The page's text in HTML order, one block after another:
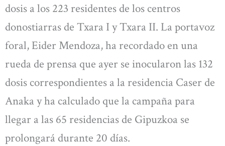
dosis a los 223 residentes de los centros
donostiarras de Txara I y Txara II. La portavoz
foral, Eider Mendoza, ha recordado en una
rueda de prensa que ayer se inocularon las 132
dosis correspondientes a la residencia Caser de
Anaka y ha calculado que la campaña para
llegar a las 65 residencias de Gipuzkoa se
prolongará durante 20 días.